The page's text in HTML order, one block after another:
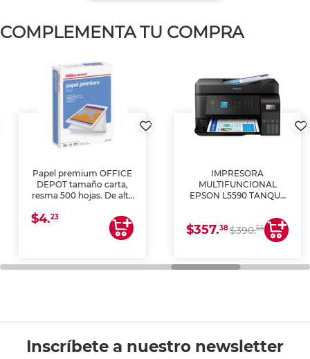
COMPLEMENTA TU COMPRA
Papel premium OFFICE
DEPOT tamaño carta,
resma 500 hojas. De alta
uniforme, ideal para
impresoras de inyección
general de oficina.
$4.23
IMPRESORA
MULTIFUNCIONAL
EPSON L5590 TANQUE
COPIA Y ESCANEA)
$357.38$390.55
Inscríbete a nuestro newsletter